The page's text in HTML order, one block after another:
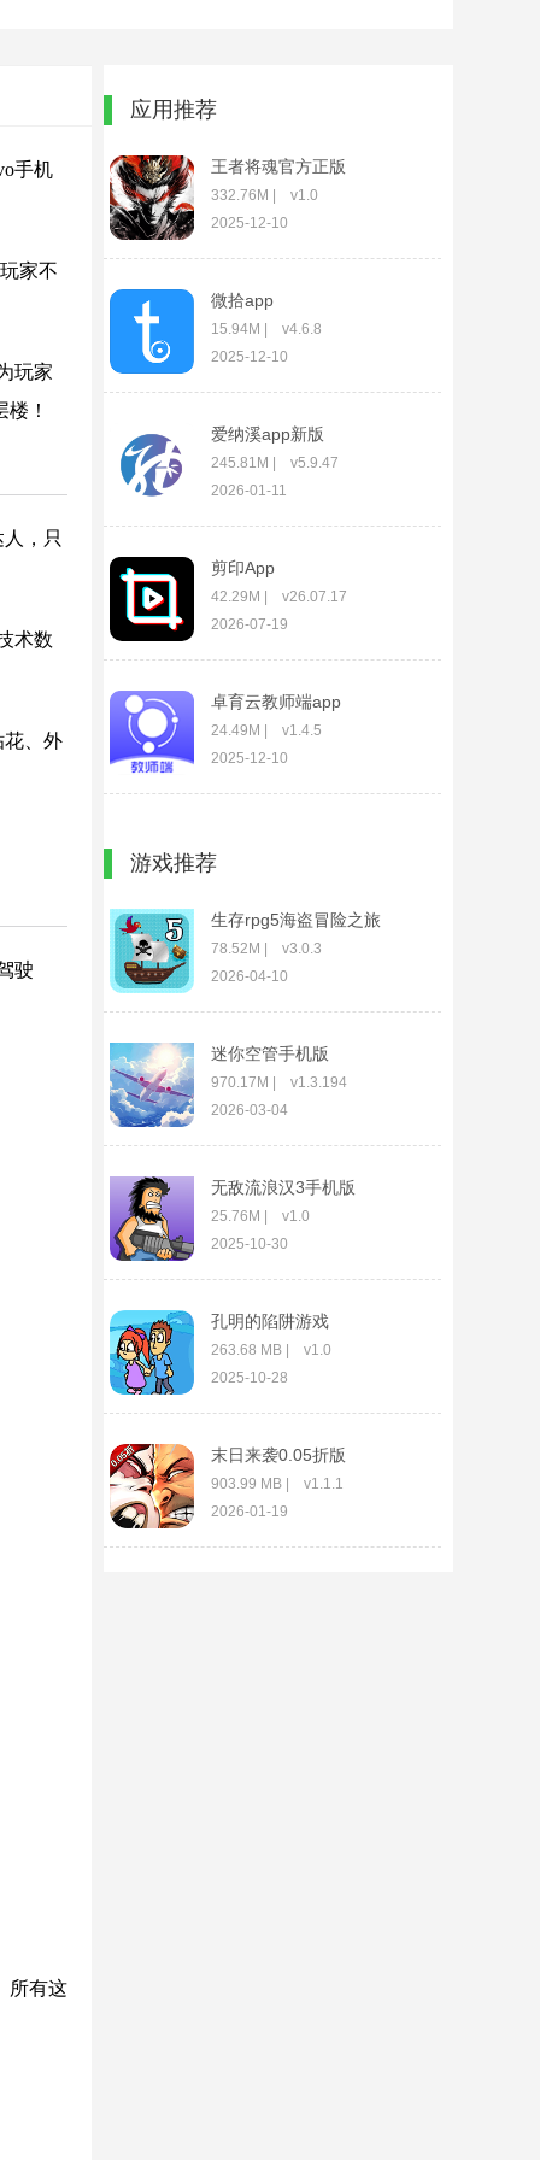
手机
家不
玩家
！
，只
术数
花、外
驶
所有这
应用推荐
王者将魂官方正版
332.76M | v1.0
2025-12-10
微拾app
15.94M | v4.6.8
2025-12-10
爱纳溪app新版
245.81M | v5.9.47
2026-01-11
剪印App
42.29M | v26.07.17
2026-07-19
卓育云教师端app
24.49M | v1.4.5
2025-12-10
22.75M | v1.0.4
游戏推荐
生存rpg5海盗冒险之旅
78.52M | v3.0.3
2026-04-10
迷你空管手机版
970.17M | v1.3.194
2026-03-04
无敌流浪汉3手机版
25.76M | v1.0
2025-10-30
孔明的陷阱游戏
263.68 MB | v1.0
2025-10-28
末日来袭0.05折版
903.99 MB | v1.1.1
2026-01-19